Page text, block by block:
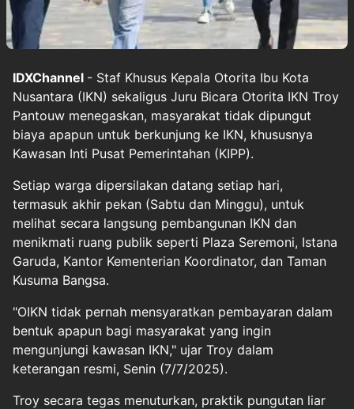
IDXChannel - Staf Khusus Kepala Otorita Ibu Kota
Nusantara (IKN) sekaligus Juru Bicara Otorita IKN Troy
Pantouw menegaskan, masyarakat tidak dipungut
biaya apapun untuk berkunjung ke IKN, khususnya
Kawasan Inti Pusat Pemerintahan (KIPP).
Setiap warga dipersilakan datang setiap hari,
termasuk akhir pekan (Sabtu dan Minggu), untuk
melihat secara langsung pembangunan IKN dan
menikmati ruang publik seperti Plaza Seremoni, Istana
Garuda, Kantor Kementerian Koordinator, dan Taman
Kusuma Bangsa.
"OIKN tidak pernah mensyaratkan pembayaran dalam
bentuk apapun bagi masyarakat yang ingin
mengunjungi kawasan IKN," ujar Troy dalam
keterangan resmi, Senin (7/7/2025).
Troy secara tegas menuturkan, praktik pungutan liar